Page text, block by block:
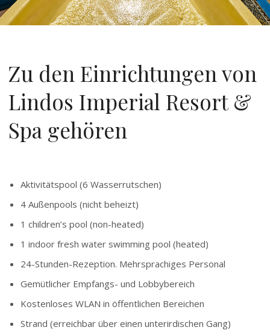
Zu den Einrichtungen von
Lindos Imperial Resort &
Spa gehören
Aktivitätspool (6 Wasserrutschen)
4 Außenpools (nicht beheizt)
1 children’s pool (non-heated)
1 indoor fresh water swimming pool (heated)
24-Stunden-Rezeption. Mehrsprachiges Personal
Gemütlicher Empfangs- und Lobbybereich
Kostenloses WLAN in öffentlichen Bereichen
Strand (erreichbar über einen unterirdischen Gang)